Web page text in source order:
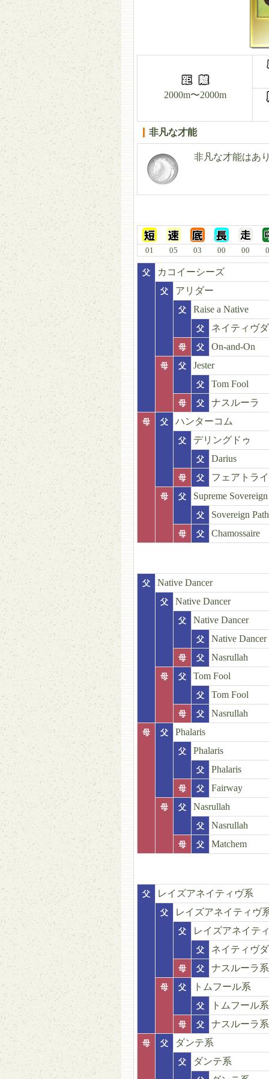
2000m〜2000m
非凡な才能
非凡な才能はあ
01 05 03 00 00
父 カコイーシーズ
父 アリダー
父 Raise a Native
父 ネイティヴ
母 父 On-and-On
母 父 Jester
父 Tom Fool
母 父 ナスルーラ
母 父 ハンターコム
父 デリングドゥ
父 Darius
母 父 フェアトラ
母 父 Supreme Sovereign
父 Sovereign Path
母 父 Chamossaire
父 Native Dancer
父 Native Dancer
父 Native Dancer
父 Native Dancer
母 父 Nasrullah
母 父 Tom Fool
父 Tom Fool
母 父 Nasrullah
母 父 Phalaris
父 Phalaris
父 Phalaris
母 父 Fairway
母 父 Nasrullah
父 Nasrullah
母 父 Matchem
父 レイズアネイティヴ系
父 レイズアネイティヴ
父 レイズアネイテ
父 ネイティヴ
母 父 ナスルーラ系
母 父 トムフール系
父 トムフール系
母 父 ナスルーラ系
母 父 ダンテ系
父 ダンテ系